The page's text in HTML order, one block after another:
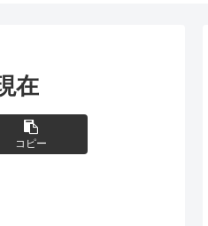
在
コピー